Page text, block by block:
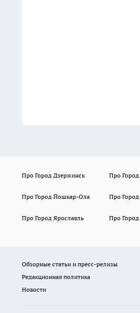
Про Город Дзержинск Про
Про Город Йошкар-Ола Про Город
Про Город Ярославль Про Город
Обзорные статьи и пресс-релизы
Редакционная политика
Новости